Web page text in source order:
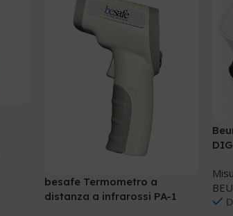
besafe Termometro a
distanza a infrarossi PA-1